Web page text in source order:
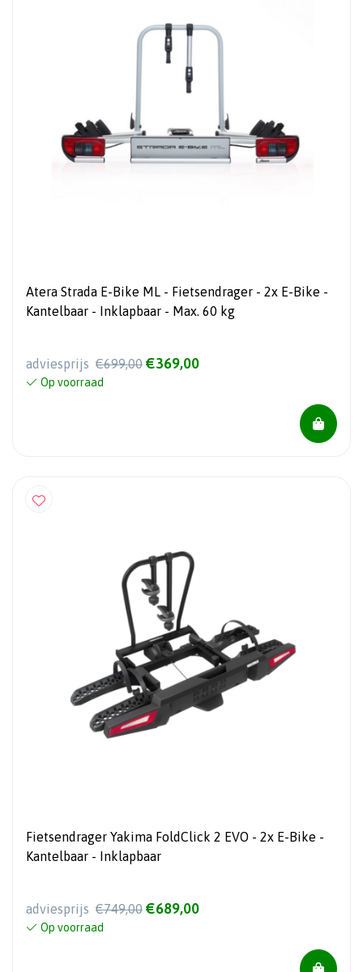
Atera Strada E-Bike ML - Fietsendrager - 2x E-Bike -
Kantelbaar - Inklapbaar - Max. 60 kg
adviesprijs €699,00 €369,00
Op voorraad
Fietsendrager Yakima FoldClick 2 EVO - 2x E-Bike -
Kantelbaar - Inklapbaar
adviesprijs €749,00 €689,00
Op voorraad